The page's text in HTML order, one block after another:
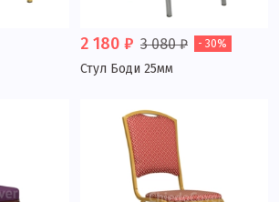
2 180 ₽ 3 080 ₽ - 30%
Стул Боди 25мм